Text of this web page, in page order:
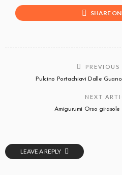
SHARE
PREVIOUS
Pulcino Portachiavi Dalle
NEXT
Amigurumi Orso girasole
LEAVE A REPLY